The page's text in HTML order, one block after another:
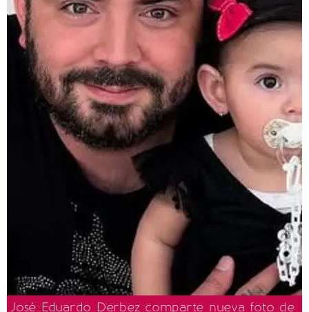
José Eduardo Derbez comparte nueva foto de